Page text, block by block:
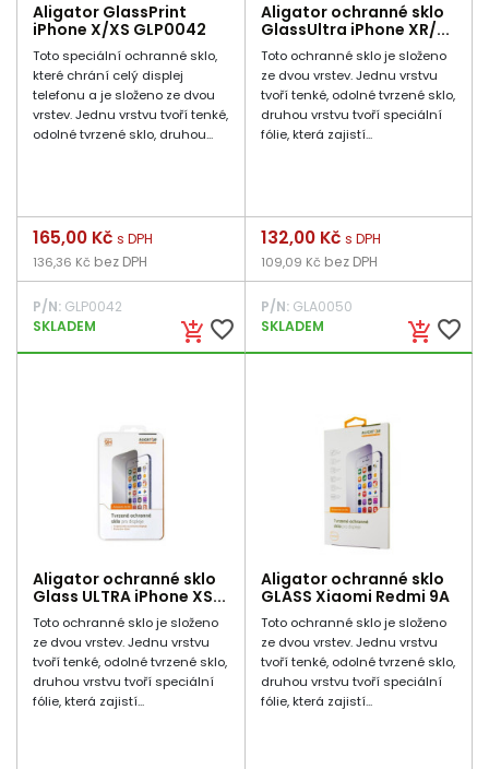
Aligator GlassPrint
iPhone X/XS GLP0042
Toto speciální ochranné sklo,
které chrání celý displej
telefonu a je složeno ze dvou
vrstev. Jednu vrstvu tvoří tenké,
odolné tvrzené sklo, druhou...
add_shopping_cart favorite_border
Cena
165,00 Kč s DPH
136,36 Kč bez DPH
P/N: GLP0042
SKLADEM
Aligator ochranné sklo
GlassUltra iPhone XR/...
Toto ochranné sklo je složeno
ze dvou vrstev. Jednu vrstvu
tvoří tenké, odolné tvrzené sklo,
druhou vrstvu tvoří speciální
fólie, která zajistí...
add_shopping_cart favorite_border
Cena
132,00 Kč s DPH
109,09 Kč bez DPH
P/N:GLA0050
SKLADEM
Aligator ochranné sklo
Glass ULTRA iPhone XS...
Toto ochranné sklo je složeno
ze dvou vrstev. Jednu vrstvu
tvoří tenké, odolné tvrzené sklo,
druhou vrstvu tvoří speciální
fólie, která zajistí...
Aligator ochranné sklo
GLASS Xiaomi Redmi 9A
Toto ochranné sklo je složeno
ze dvou vrstev. Jednu vrstvu
tvoří tenké, odolné tvrzené sklo,
druhou vrstvu tvoří speciální
fólie, která zajistí...